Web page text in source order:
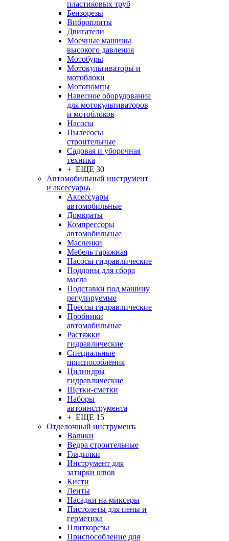
пластиковых труб
Бензорезы
Виброплиты
Двигатели
Моечные машины
высокого давления
Мотобуры
Мотокультиваторы и
мотоблоки
Мотопомпы
Навесное оборудование
для мотокультиваторов
и мотоблоков
Насосы
Пылесосы
строительные
Садовая и уборочная
техника
+ ЕЩЕ 30
Автомобильный инструмент
и аксесуары
Аксессуары
автомобильные
Домкраты
Компрессоры
автомобильные
Масленки
Мебель гаражная
Насосы гидравлические
Поддоны для сбора
масла
Подставки под машину
регулируемые
Прессы гидравлические
Пробники
автомобильные
Растяжки
гидравлические
Специальные
приспособления
Цилиндры
гидравлические
Щетки-сметки
Наборы
автоинструмента
+ ЕЩЕ 15
Отделочный инструмент
Валики
Ведра строительные
Гладилки
Инструмент для
затирки швов
Кисти
Ленты
Насадки на миксеры
Пистолеты для пены и
герметика
Плиткорезы
Приспособление для